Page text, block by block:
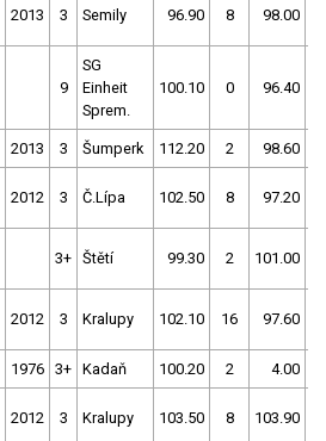
2013 3 Semily 96.90 8 98.00
9
SG
Einheit
Sprem.
100.10 0 96.40
2013 3 Šumperk 112.20 2 98.60
2012 3 Č.Lípa 102.50 8 97.20
3+ Štětí 99.30 2 101.00
2012 3 Kralupy 102.10 16 97.60
1976 3+ Kadaň 100.20 2 4.00
2012 3 Kralupy 103.50 8 103.90